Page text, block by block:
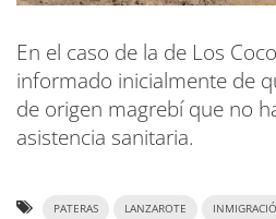
En el caso de la de Los
informado inicialmente de
de origen magrebí que no
asistencia sanitaria.
PATERAS LANZAROTE